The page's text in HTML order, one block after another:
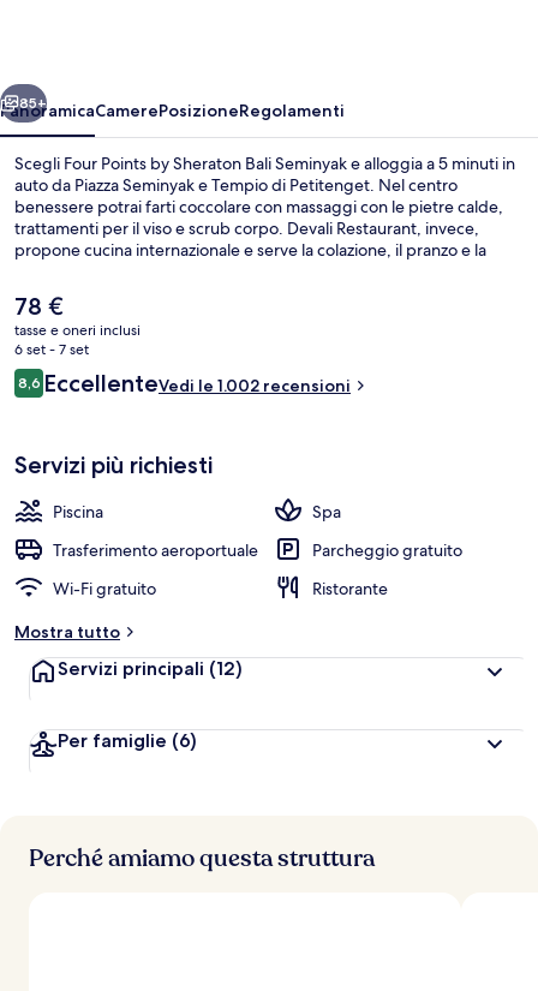
Seminyak
Avanti
85+
PanoramicaCamerePosizioneRegolamenti
Scegli Four Points by Sheraton Bali Seminyak e alloggia a 5 minuti in
auto da Piazza Seminyak e Tempio di Petitenget. Nel centro
benessere potrai farti coccolare con massaggi con le pietre calde,
trattamenti per il viso e scrub corpo. Devali Restaurant, invece,
propone cucina internazionale e serve la colazione, il pranzo e la
2 bar/lounge, una piscina all'aperto e un bar a bordo piscina. Le
recensioni degli ospiti lodano il personale gentile della struttura.
Il
prezzo
attuale
è
78 €
78 €
tasse e oneri inclusi
6 set - 7 set
Recensioni
8,68,6 su 10
EccellenteVedi le 1.002 recensioni
Servizi più richiesti
Piscina
Spa
Trasferimento aeroportuale
Parcheggio gratuito
Wi-Fi gratuito
Ristorante
Mostra tutto
Servizi principali (12)
Per famiglie (6)
Perché amiamo questa struttura